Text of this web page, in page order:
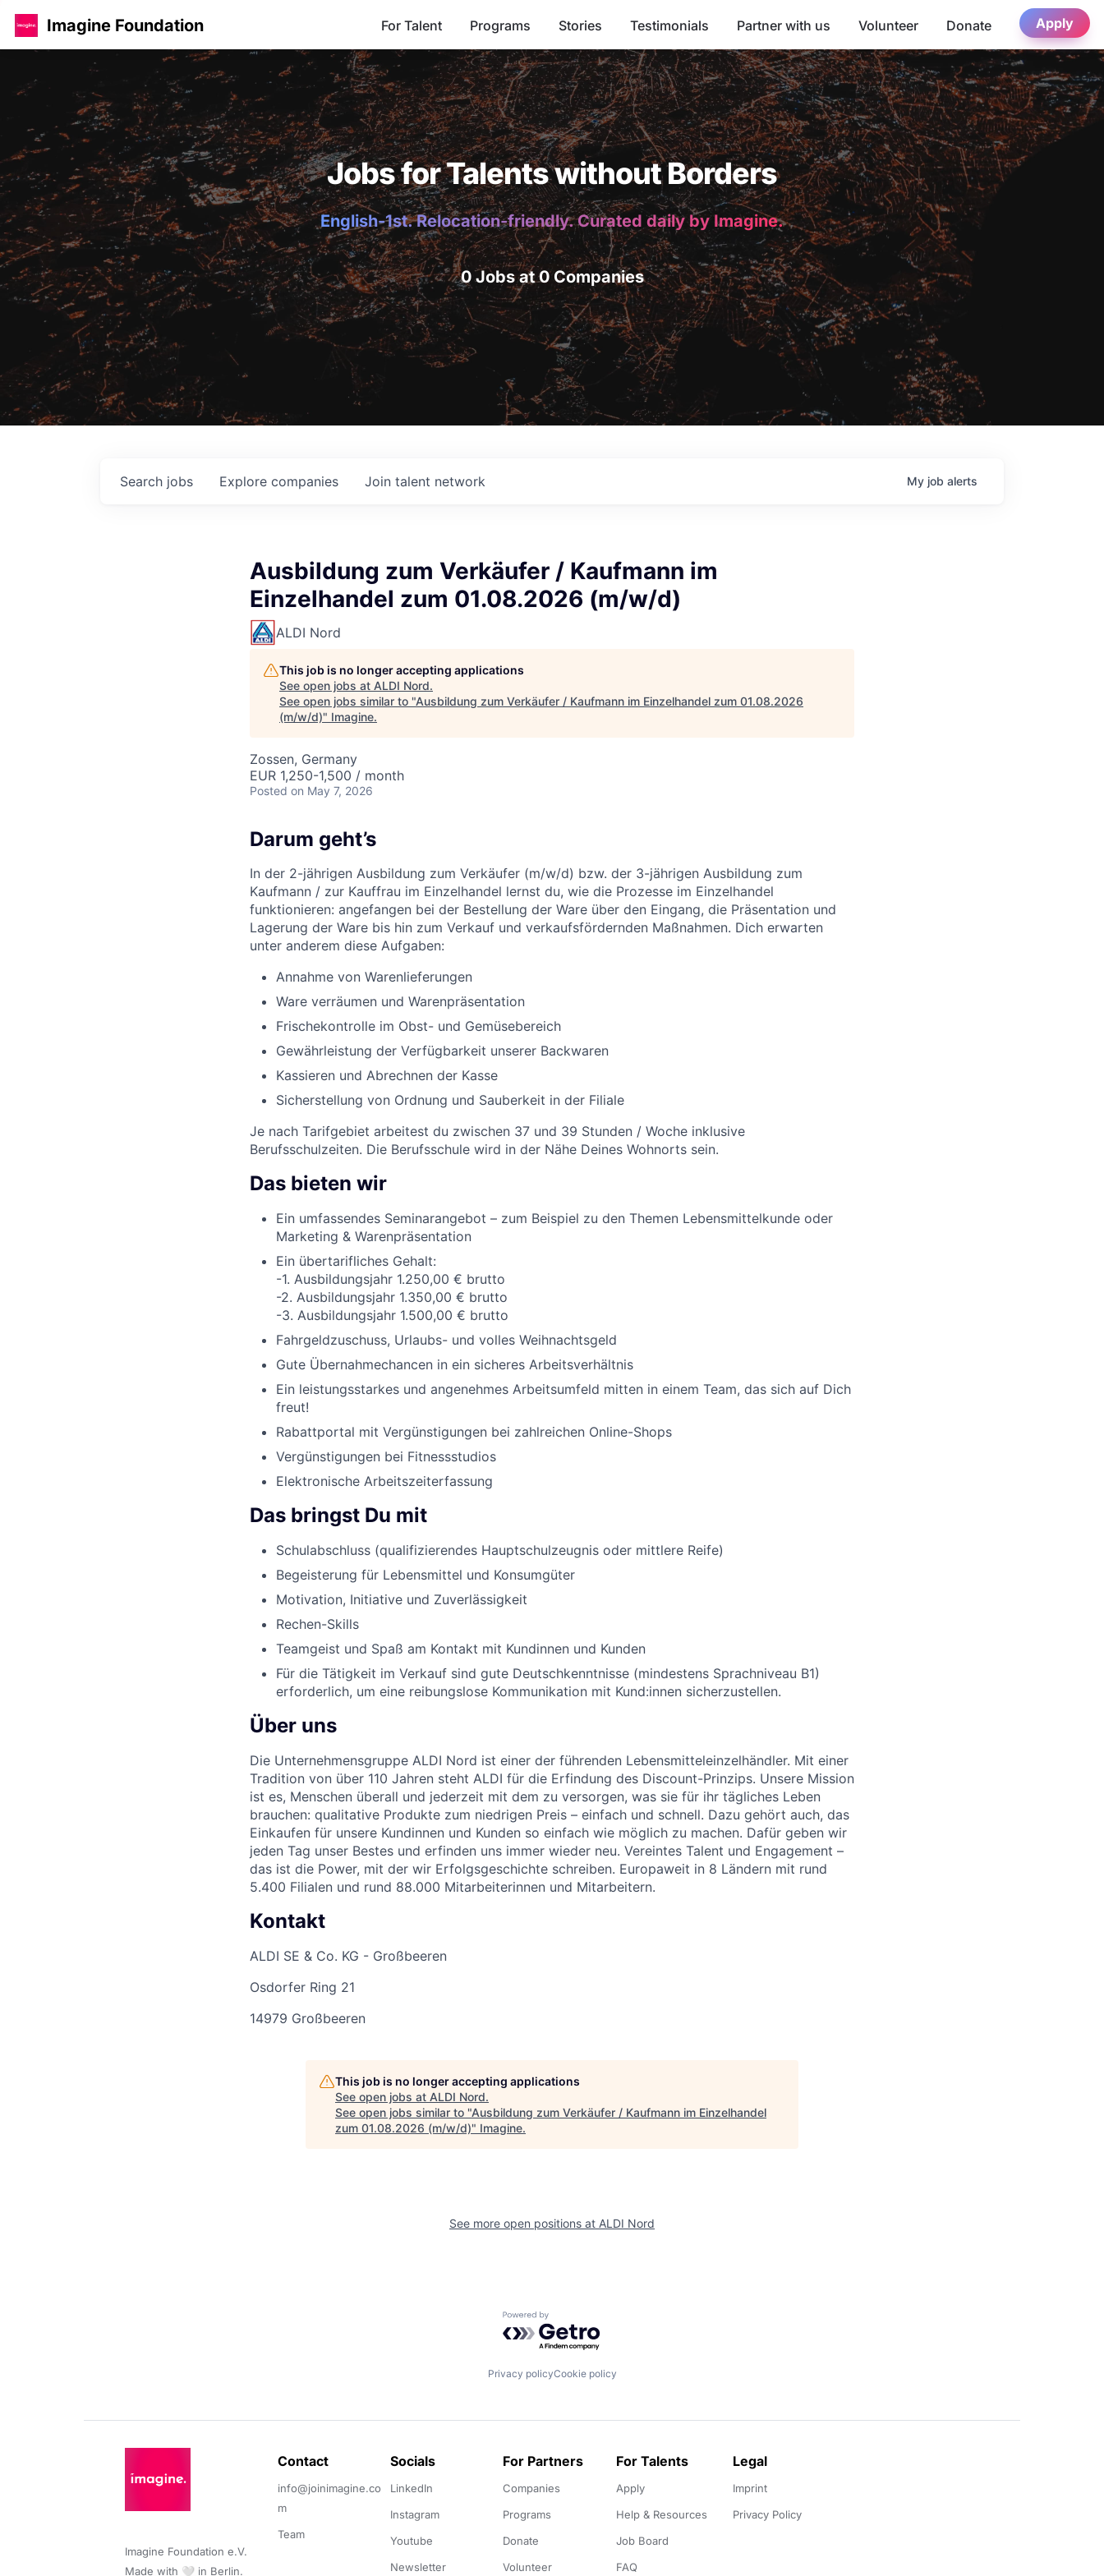
Imagine Foundation For Talent Programs Stories Testimonials Partner with us Volunteer Donate Apply
Jobs for Talents without Borders
English-1st. Relocation-friendly. Curated daily by Imagine.
0 Jobs at 0 Companies
Search jobs Explore companies Join talent network My job alerts
Ausbildung zum Verkäufer / Kaufmann im
Einzelhandel zum 01.08.2026 (m/w/d)
ALDI Nord
This job is no longer accepting applications
See open jobs at ALDI Nord.
See open jobs similar to "Ausbildung zum Verkäufer / Kaufmann im Einzelhandel zum 01.08.2026
(m/w/d)" Imagine.
Zossen, Germany
EUR 1,250-1,500 / month
Posted on May 7, 2026
Darum geht’s
In der 2-jährigen Ausbildung zum Verkäufer (m/w/d) bzw. der 3-jährigen Ausbildung zum
Kaufmann / zur Kauffrau im Einzelhandel lernst du, wie die Prozesse im Einzelhandel
funktionieren: angefangen bei der Bestellung der Ware über den Eingang, die Präsentation und
Lagerung der Ware bis hin zum Verkauf und verkaufsfördernden Maßnahmen. Dich erwarten
unter anderem diese Aufgaben:
Annahme von Warenlieferungen
Ware verräumen und Warenpräsentation
Frischekontrolle im Obst- und Gemüsebereich
Gewährleistung der Verfügbarkeit unserer Backwaren
Kassieren und Abrechnen der Kasse
Sicherstellung von Ordnung und Sauberkeit in der Filiale
Je nach Tarifgebiet arbeitest du zwischen 37 und 39 Stunden / Woche inklusive
Berufsschulzeiten. Die Berufsschule wird in der Nähe Deines Wohnorts sein.
Das bieten wir
Ein umfassendes Seminarangebot – zum Beispiel zu den Themen Lebensmittelkunde oder
Marketing & Warenpräsentation
Ein übertarifliches Gehalt:
-1. Ausbildungsjahr 1.250,00 € brutto
-2. Ausbildungsjahr 1.350,00 € brutto
-3. Ausbildungsjahr 1.500,00 € brutto
Fahrgeldzuschuss, Urlaubs- und volles Weihnachtsgeld
Gute Übernahmechancen in ein sicheres Arbeitsverhältnis
Ein leistungsstarkes und angenehmes Arbeitsumfeld mitten in einem Team, das sich auf Dich
freut!
Rabattportal mit Vergünstigungen bei zahlreichen Online-Shops
Vergünstigungen bei Fitnessstudios
Elektronische Arbeitszeiterfassung
Das bringst Du mit
Schulabschluss (qualifizierendes Hauptschulzeugnis oder mittlere Reife)
Begeisterung für Lebensmittel und Konsumgüter
Motivation, Initiative und Zuverlässigkeit
Rechen-Skills
Teamgeist und Spaß am Kontakt mit Kundinnen und Kunden
Für die Tätigkeit im Verkauf sind gute Deutschkenntnisse (mindestens Sprachniveau B1)
erforderlich, um eine reibungslose Kommunikation mit Kund:innen sicherzustellen.
Über uns
Die Unternehmensgruppe ALDI Nord ist einer der führenden Lebensmitteleinzelhändler. Mit einer
Tradition von über 110 Jahren steht ALDI für die Erfindung des Discount-Prinzips. Unsere Mission
ist es, Menschen überall und jederzeit mit dem zu versorgen, was sie für ihr tägliches Leben
brauchen: qualitative Produkte zum niedrigen Preis – einfach und schnell. Dazu gehört auch, das
Einkaufen für unsere Kundinnen und Kunden so einfach wie möglich zu machen. Dafür geben wir
jeden Tag unser Bestes und erfinden uns immer wieder neu. Vereintes Talent und Engagement –
das ist die Power, mit der wir Erfolgsgeschichte schreiben. Europaweit in 8 Ländern mit rund
5.400 Filialen und rund 88.000 Mitarbeiterinnen und Mitarbeitern.
Kontakt
ALDI SE & Co. KG - Großbeeren
Osdorfer Ring 21
14979 Großbeeren
This job is no longer accepting applications
See open jobs at ALDI Nord.
See open jobs similar to "Ausbildung zum Verkäufer / Kaufmann im Einzelhandel
zum 01.08.2026 (m/w/d)" Imagine.
See more open positions at ALDI Nord
Powered by Getro.com
Privacy policyCookie policy
Imagine Foundation e.V.
Made with 🤍 in Berlin.
Contact
info@joinimagine.co
m
Team
Socials
LinkedIn
Instagram
Youtube
Newsletter
For Partners
Companies
Programs
Donate
Volunteer
For Talents
Apply
Help & Resources
Job Board
FAQ
Legal
Imprint
Privacy Policy